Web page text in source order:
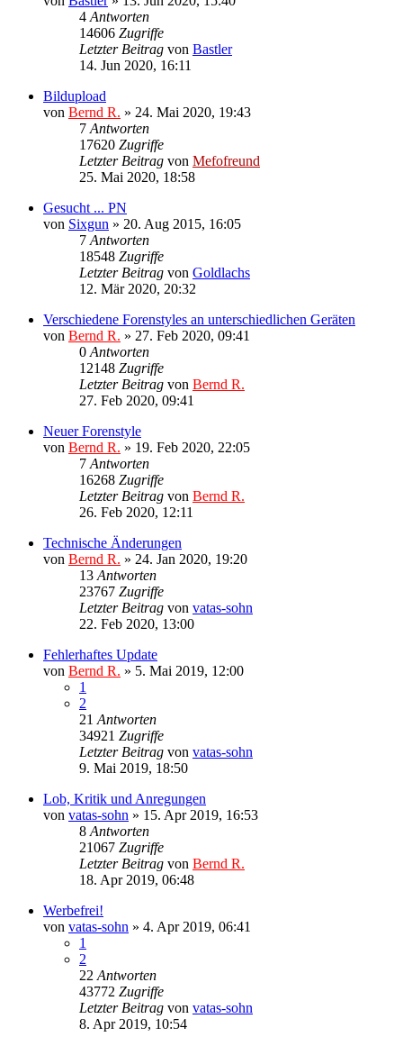
4 Antworten
14606 Zugriffe
Letzter Beitrag von Bastler
14. Jun 2020, 16:11
Bildupload
von Bernd R. » 24. Mai 2020, 19:43
7 Antworten
17620 Zugriffe
Letzter Beitrag von Mefofreund
25. Mai 2020, 18:58
Gesucht ... PN
von Sixgun » 20. Aug 2015, 16:05
7 Antworten
18548 Zugriffe
Letzter Beitrag von Goldlachs
12. Mär 2020, 20:32
Verschiedene Forenstyles an unterschiedlichen Geräten
von Bernd R. » 27. Feb 2020, 09:41
0 Antworten
12148 Zugriffe
Letzter Beitrag von Bernd R.
27. Feb 2020, 09:41
Neuer Forenstyle
von Bernd R. » 19. Feb 2020, 22:05
7 Antworten
16268 Zugriffe
Letzter Beitrag von Bernd R.
26. Feb 2020, 12:11
Technische Änderungen
von Bernd R. » 24. Jan 2020, 19:20
13 Antworten
23767 Zugriffe
Letzter Beitrag von vatas-sohn
22. Feb 2020, 13:00
Fehlerhaftes Update
von Bernd R. » 5. Mai 2019, 12:00
1
2
21 Antworten
34921 Zugriffe
Letzter Beitrag von vatas-sohn
9. Mai 2019, 18:50
Lob, Kritik und Anregungen
von vatas-sohn » 15. Apr 2019, 16:53
8 Antworten
21067 Zugriffe
Letzter Beitrag von Bernd R.
18. Apr 2019, 06:48
Werbefrei!
von vatas-sohn » 4. Apr 2019, 06:41
1
2
22 Antworten
43772 Zugriffe
Letzter Beitrag von vatas-sohn
8. Apr 2019, 10:54